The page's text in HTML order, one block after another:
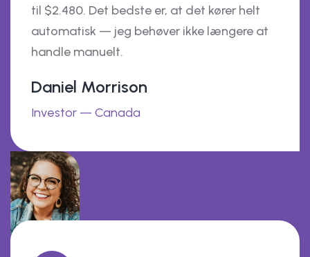
til $2.480. Det bedste er, at det kører helt
automatisk — jeg behøver ikke længere at
handle manuelt.
Daniel Morrison
Investor — Canada